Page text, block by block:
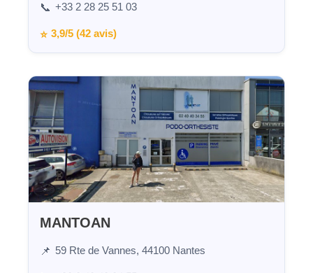
📞 +33 2 28 25 51 03
⭐ 3,9/5 (42 avis)
MANTOAN
📌 59 Rte de Vannes, 44100 Nantes